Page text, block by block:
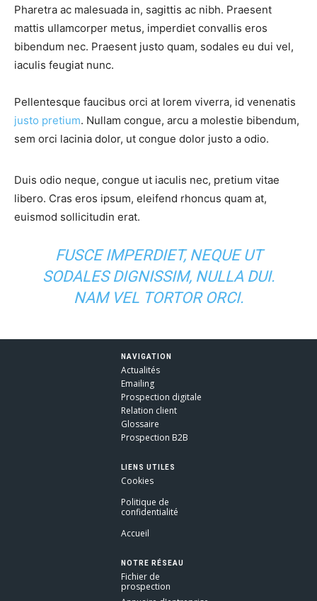
Pharetra ac malesuada in, sagittis ac nibh. Praesent
mattis ullamcorper metus, imperdiet convallis eros
bibendum nec. Praesent justo quam, sodales eu dui vel,
iaculis feugiat nunc.
Pellentesque faucibus orci at lorem viverra, id venenatis
justo pretium. Nullam congue, arcu a molestie bibendum,
sem orci lacinia dolor, ut congue dolor justo a odio.
Duis odio neque, congue ut iaculis nec, pretium vitae
libero. Cras eros ipsum, eleifend rhoncus quam at,
euismod sollicitudin erat.
FUSCE IMPERDIET, NEQUE UT
SODALES DIGNISSIM, NULLA DUI.
NAM VEL TORTOR ORCI.
NAVIGATION
Actualités
Emailing
Prospection digitale
Relation client
Glossaire
Prospection B2B
LIENS UTILES
Cookies
Politique de
confidentialité
Accueil
NOTRE RÉSEAU
Fichier de
prospection